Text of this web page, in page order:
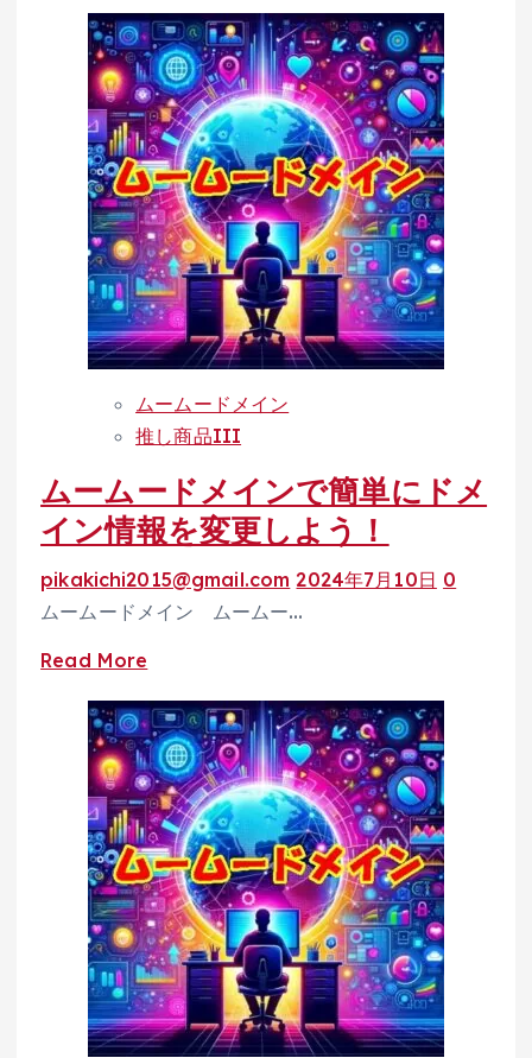
名
や
登
録
情
報
の
変
更
を
サ
ポ
ー
ト！」
about
ム
ー
ム
ー
ド
メ
イ
ン
「ド
メ
ン
の
キ
ャ
ン
セ
ル・
金
に
つ
い
て
の
ガ
イ
ド
ラ
イ
ン」
ムームードメイン
推し商品III
ムームードメインで簡単にドメ
イン情報を変更しよう！
pikakichi2015@gmail.com 2024年7月10日 0
ムームードメイン ムームー…
Read More
about
ム
ー
ム
ー
ド
メ
イ
ン
で
簡